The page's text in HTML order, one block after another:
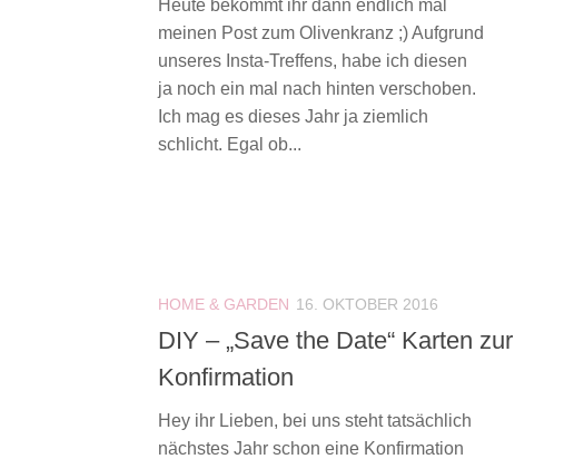
Heute bekommt ihr dann endlich mal
meinen Post zum Olivenkranz ;) Aufgrund
unseres Insta-Treffens, habe ich diesen
ja noch ein mal nach hinten verschoben.
Ich mag es dieses Jahr ja ziemlich
schlicht. Egal ob...
HOME & GARDEN 16. OKTOBER 2016
DIY – „Save the Date“ Karten zur
Konfirmation
Hey ihr Lieben, bei uns steht tatsächlich
nächstes Jahr schon eine Konfirmation